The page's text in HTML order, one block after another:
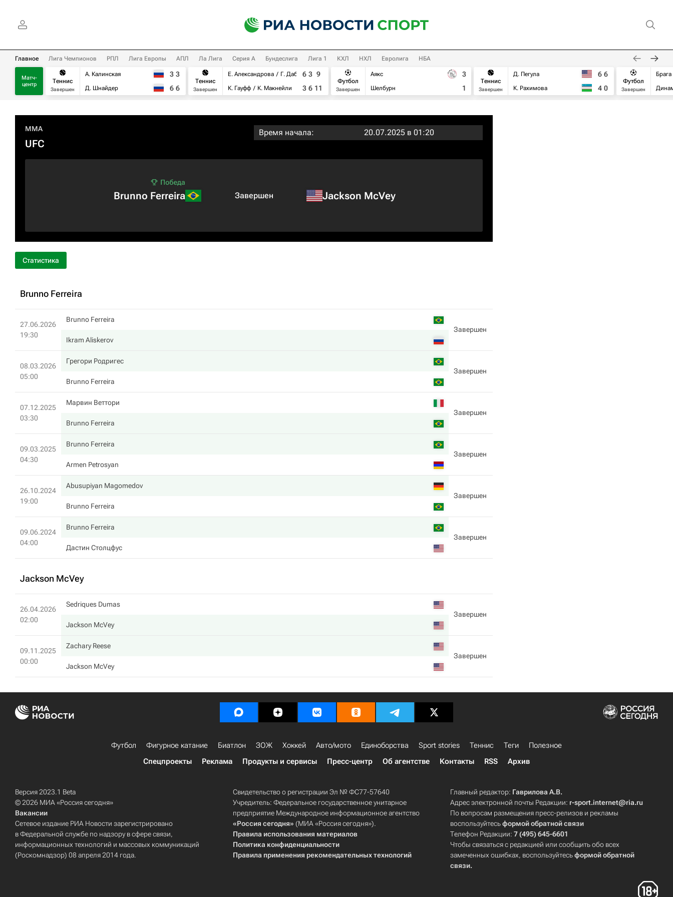
Главное Лига Чемпионов РПЛ Лига Европы АПЛ Ла Лига Серия А Бундеслига Лига 1 КХЛ НХЛ Евролига НБА
Матч-
центр
Теннис
Завершен
А. Калинская
Д. Шнайдер
3 3
6 6
Теннис
Завершен
Е. Александрова
Г. Дабровски
К. Гауфф
К. Макнейли
6 3 9
3 6 11
Футбол
Завершен
Аякс
Шелбурн
3
1
Теннис
Завершен
Д. Пегула
К. Рахимова
6 6
4 0
Футбол
Завершен
Брага
MMA
UFC
Время начала: 20.07.2025 в 01:20
Brunno Ferreira Завершен Jackson McVey
Статистика
Brunno Ferreira
27.06.2026
19:30
Brunno Ferreira
Завершен
Ikram Aliskerov
08.03.2026
05:00
Грегори Родригес
Завершен
Brunno Ferreira
07.12.2025
03:30
Марвин Веттори
Завершен
Brunno Ferreira
09.03.2025
04:30
Brunno Ferreira
Завершен
Armen Petrosyan
26.10.2024
19:00
Abusupiyan Magomedov
Завершен
Brunno Ferreira
09.06.2024
04:00
Brunno Ferreira
Завершен
Дастин Столцфус
Jackson McVey
26.04.2026
02:00
Sedriques Dumas
Завершен
Jackson McVey
09.11.2025
00:00
Zachary Reese
Завершен
Jackson McVey
Футбол Фигурное катание Биатлон ЗОЖ Хоккей Авто/мото Единоборства Sport stories Теннис Теги
Полезное
Спецпроекты
Реклама Продукты и сервисы Пресс-центр Об агентстве Контакты RSS Архив
Версия 2023.1 Beta
© 2026 МИА «Россия сегодня»
Вакансии
Сетевое издание РИА Новости зарегистрировано
в Федеральной службе по надзору в сфере связи,
информационных технологий и массовых коммуникаций
(Роскомнадзор) 08 апреля 2014 года.
Свидетельство о регистрации Эл № ФС77-57640
Учредитель: Федеральное государственное унитарное
предприятие Международное информационное агентство
«Россия сегодня» (МИА «Россия сегодня»).
Правила использования материалов
Политика конфиденциальности
Правила применения рекомендательных технологий
Главный редактор: Гаврилова А.В.
Адрес электронной почты Редакции: r-sport.internet@ria.ru
По вопросам размещения пресс-релизов и рекламы
воспользуйтесьформой обратной связи
Телефон Редакции:7 (495) 645-6601
Чтобы связаться с редакцией или сообщить обо всех
замеченных ошибках, воспользуйтесьформой обратной
связи.